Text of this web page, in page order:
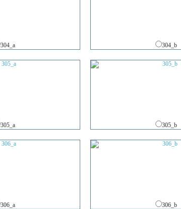
304_a 304_b
305_a 305_b
306_a 306_b